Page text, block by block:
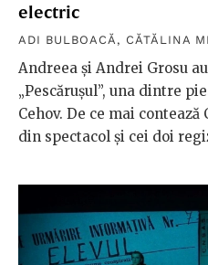
electric
ADI BULBOACĂ , CĂTĂLINA
Andreea și Andrei Grosu
„Pescărușul”, una dintre
Cehov. De ce mai
din spectacol și cei doi